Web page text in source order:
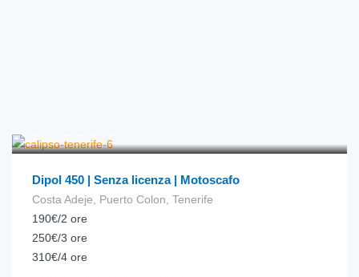
Dipol 450 | Senza licenza | Motoscafo
Costa Adeje, Puerto Colon, Tenerife
190€/2 ore
250€/3 ore
310€/4 ore